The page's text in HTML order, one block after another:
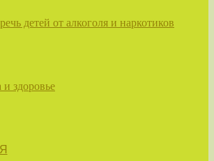
детей от алкоголя и наркотиков
и здоровье